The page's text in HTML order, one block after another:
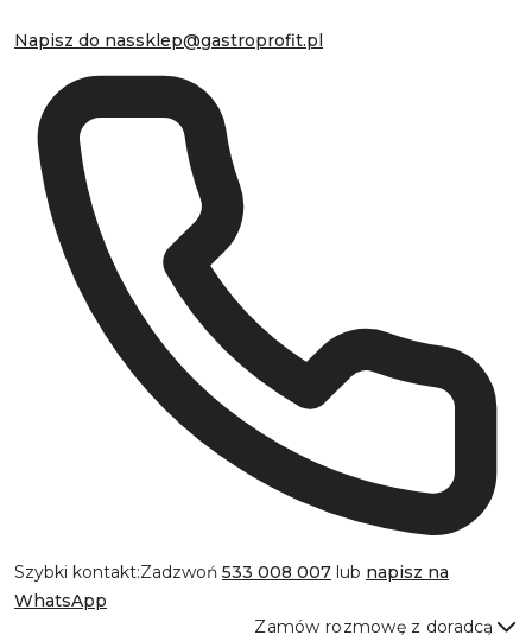
Napisz do nassklep@gastroprofit.pl
Szybki kontakt:Zadzwoń 533 008 007 lub napisz na
WhatsApp
Zamów rozmowę z doradcą